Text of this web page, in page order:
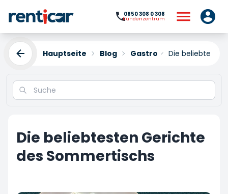
0850 308 0 308
Kundenzentrum
Hauptseite Blog Gastro Die
Die beliebtesten Gerichte
des Sommertischs